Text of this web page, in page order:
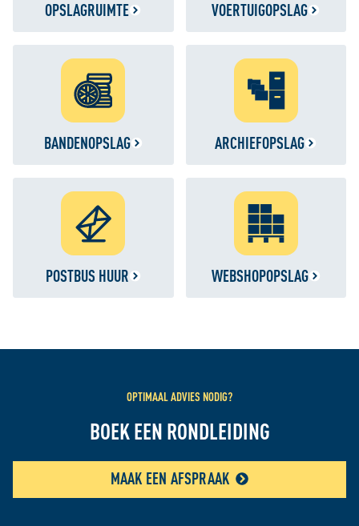
OPSLAGRUIMTE VOERTUIGOPSLAG
BANDENOPSLAG ARCHIEFOPSLAG
POSTBUS HUUR WEBSHOPOPSLAG
OPTIMAAL ADVIES NODIG?
BOEK EEN RONDLEIDING
MAAK EEN AFSPRAAK